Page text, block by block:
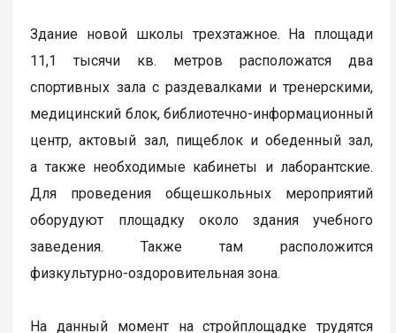
Здание новой школы трехэтажное. На площади
11,1 тысячи кв. метров расположатся два
спортивных зала с раздевалками и тренерскими,
медицинский блок, библиотечно-информационный
центр, актовый зал, пищеблок и обеденный зал,
а также необходимые кабинеты и лаборантские.
Для проведения общешкольных мероприятий
оборудуют площадку около здания учебного
заведения. Также там расположится
физкультурно-оздоровительная зона.
На данный момент на стройплощадке трудятся